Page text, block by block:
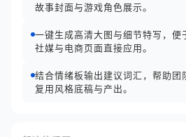
故事封面与游戏角色展示。
一键生成高清大图与细节特写，便
社媒与电商页面直接应用。
结合情绪板输出建议词汇，帮助团
复用风格底稿与产出。